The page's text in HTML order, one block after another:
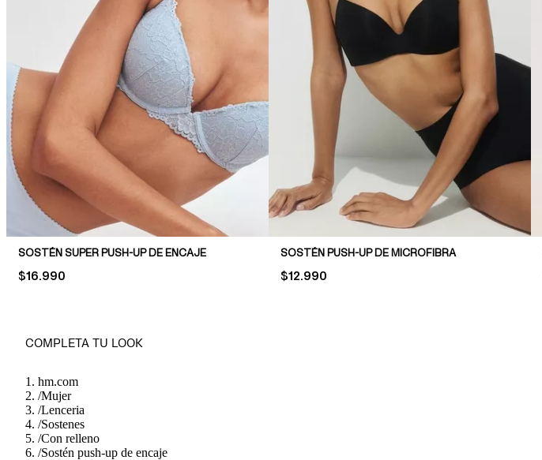
SOSTÉN SUPER PUSH-UP DE ENCAJE
PRICE:
$16.990
SOSTÉN PUSH-UP DE MICROFIBRA
PRICE:
$12.990
COMPLETA TU LOOK
hm.com
/Mujer
/Lenceria
/Sostenes
/Con relleno
/Sostén push-up de encaje